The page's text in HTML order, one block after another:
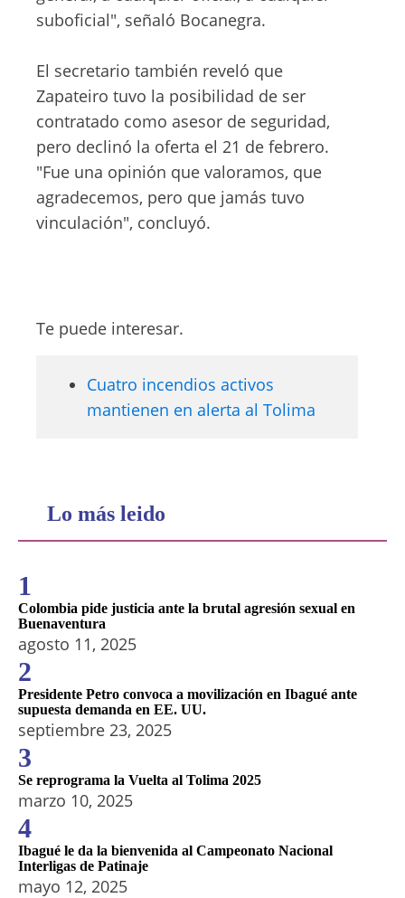
suboficial", señaló Bocanegra.
El secretario también reveló que
Zapateiro tuvo la posibilidad de ser
contratado como asesor de seguridad,
pero declinó la oferta el 21 de febrero.
"Fue una opinión que valoramos, que
agradecemos, pero que jamás tuvo
vinculación", concluyó.
Te puede interesar.
Cuatro incendios activos
mantienen en alerta al Tolima
Lo más leido
1
Colombia pide justicia ante la brutal agresión sexual en
Buenaventura
agosto 11, 2025
2
Presidente Petro convoca a movilización en Ibagué ante
supuesta demanda en EE. UU.
septiembre 23, 2025
3
Se reprograma la Vuelta al Tolima 2025
marzo 10, 2025
4
Ibagué le da la bienvenida al Campeonato Nacional
Interligas de Patinaje
mayo 12, 2025